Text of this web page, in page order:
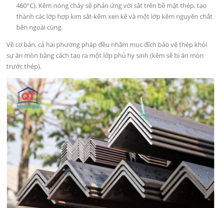
460°C). Kẽm nóng chảy sẽ phản ứng với sắt trên bề mặt thép, tạo
thành các lớp hợp kim sắt-kẽm xen kẽ và một lớp kẽm nguyên chất
bên ngoài cùng.
Về cơ bản, cả hai phương pháp đều nhằm mục đích bảo vệ thép khỏi
sự ăn mòn bằng cách tạo ra một lớp phủ hy sinh (kẽm sẽ bị ăn mòn
trước thép).